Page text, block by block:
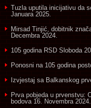
Tuzla uputila inicijativu da
Januara 2025.
Mirsad Tinjić, dobitnik
Decembra 2024.
105 godina RSD Sloboda
Ponosni na 105 godina
Izvjestaj sa Balkanskog
Prva pobjeda u prvenstvu:
bodova 16. Novembra 2024.